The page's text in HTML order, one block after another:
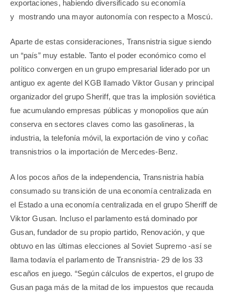
exportaciones, habiendo diversificado su economía
y mostrando una mayor autonomía con respecto a Moscú.
Aparte de estas consideraciones, Transnistria sigue siendo
un “país” muy estable. Tanto el poder económico como el
político convergen en un grupo empresarial liderado por un
antiguo ex agente del KGB llamado Viktor Gusan y principal
organizador del grupo Sheriff, que tras la implosión soviética
fue acumulando empresas públicas y monopolios que aún
conserva en sectores claves como las gasolineras, la
industria, la telefonía móvil, la exportación de vino y coñac
transnistrios o la importación de Mercedes-Benz.
A los pocos años de la independencia, Transnistria había
consumado su transición de una economía centralizada en
el Estado a una economía centralizada en el grupo Sheriff de
Viktor Gusan. Incluso el parlamento está dominado por
Gusan, fundador de su propio partido, Renovación, y que
obtuvo en las últimas elecciones al Soviet Supremo -así se
llama todavía el parlamento de Transnistria- 29 de los 33
escaños en juego. “Según cálculos de expertos, el grupo de
Gusan paga más de la mitad de los impuestos que recauda